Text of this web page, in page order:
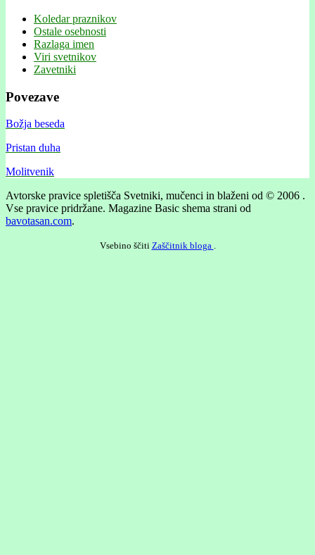
Koledar praznikov
Ostale osebnosti
Razlaga imen
Viri svetnikov
Zavetniki
Povezave
Božja beseda
Pristan duha
Molitvenik
Avtorske pravice spletišča Svetniki, mučenci in blaženi od © 2006 .
Vse pravice pridržane. Magazine Basic shema strani od
bavotasan.com.
Vsebino ščiti Zaščitnik bloga .